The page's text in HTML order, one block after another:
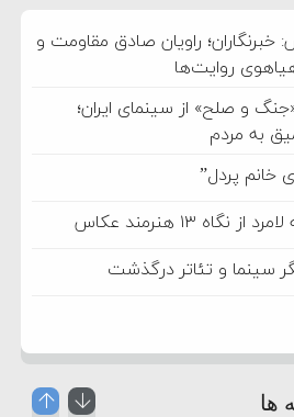
خبرنگاران؛ راویان صادق مقاومت و
روایت‌ها
و صلح» از سینمای ایران؛
به مردم
خانم پردل”
۱۳ هنرمند عکاس
سینما و تئاتر درگذشت
ها